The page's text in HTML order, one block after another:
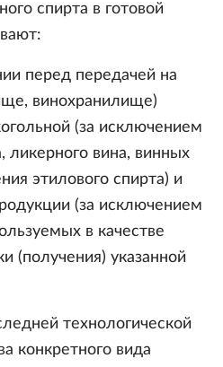
спирта в готовой
перед передачей на
винохранилище)
(за исключением
ликерного вина, винных
этилового спирта) и
(за исключением
в качестве
(получения) указанной
технологической
конкретного вида